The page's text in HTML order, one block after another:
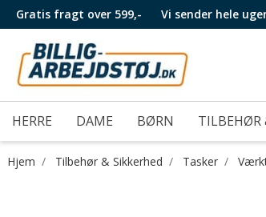
Gratis fragt over 599,- Vi sender hele
HERRE DAME BØRN TILBEHØR
Hjem Tilbehør & Sikkerhed Tasker